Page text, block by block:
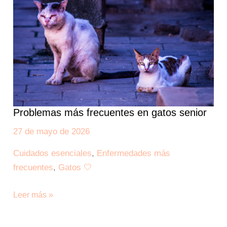
Problemas más frecuentes en gatos senior
27 de mayo de 2026
Cuidados esenciales, Enfermedades más
frecuentes, Gatos 🤍
en
gatos
senior
Leer más »